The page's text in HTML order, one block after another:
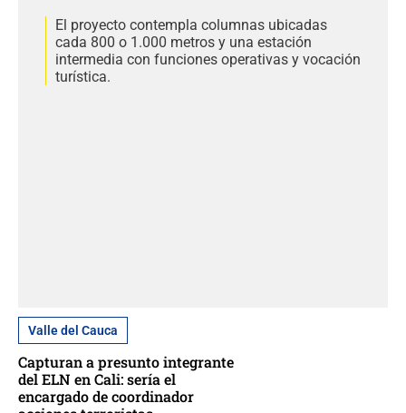
El proyecto contempla columnas ubicadas
cada 800 o 1.000 metros y una estación
intermedia con funciones operativas y vocación
turística.
Valle del Cauca
Capturan a presunto integrante
del ELN en Cali: sería el
encargado de coordinador